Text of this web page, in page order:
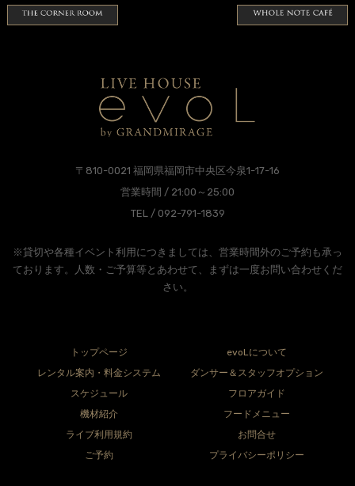
〒810-0021 福岡県福岡市中央区今泉1-17-16
営業時間 / 21:00～25:00
TEL / 092-791-1839
※貸切や各種イベント利用につきましては、営業時間外のご予約も承っ
ております。人数・ご予算等とあわせて、まずは一度お問い合わせくだ
さい。
トップページ
evoLについて
レンタル案内・料金システム
ダンサー＆スタッフオプション
スケジュール
フロアガイド
機材紹介
フードメニュー
ライブ利用規約
お問合せ
ご予約
プライバシーポリシー